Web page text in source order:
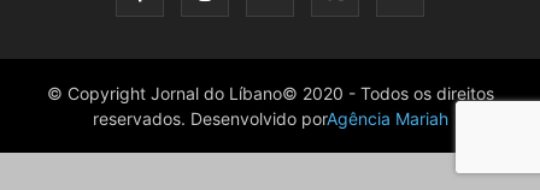
© Copyright Jornal do Líbano© 2020 - Todos os direitos
reservados. Desenvolvido porAgência Mariah